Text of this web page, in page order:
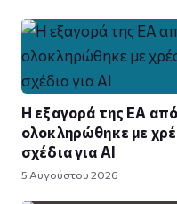
Η εξαγορά της EA
ολοκληρώθηκε με
σχέδια για AI
5 Αυγούστου 2026